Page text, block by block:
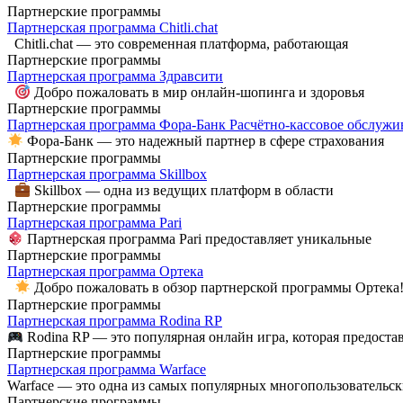
Партнерские программы
Партнерская программа Chitli.chat
Chitli.chat — это современная платформа, работающая
Партнерские программы
Партнерская программа Здравсити
Добро пожаловать в мир онлайн-шопинга и здоровья
Партнерские программы
Партнерская программа Фора-Банк Расчётно-кассовое
Фора-Банк — это надежный партнер в сфере страхования
Партнерские программы
Партнерская программа Skillbox
Skillbox — одна из ведущих платформ в области
Партнерские программы
Партнерская программа Pari
Партнерская программа Pari предоставляет уникальные
Партнерские программы
Партнерская программа Ортека
Добро пожаловать в обзор партнерской программы Ортека!
Партнерские программы
Партнерская программа Rodina RP
Rodina RP — это популярная онлайн игра, которая
Партнерские программы
Партнерская программа Warface
Warface — это одна из самых популярных